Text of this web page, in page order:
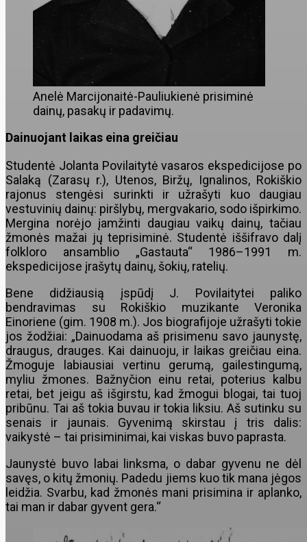
Anelė Marcijonaitė-Pauliukienė prisiminė
dainų, pasakų ir padavimų.
Dainuojant laikas eina greičiau
Studentė Jolanta Povilaitytė vasaros ekspedicijose po
Salaką (Zarasų r.), Utenos, Biržų, Ignalinos, Rokiškio
rajonus stengėsi surinkti ir užrašyti kuo daugiau
vestuvinių dainų: piršlybų, mergvakario, sodo išpirkimo.
Mergina norėjo įamžinti daugiau vaikų dainų, tačiau
žmonės mažai jų teprisiminė. Studentė iššifravo dalį
folkloro ansamblio „Gastauta“ 1986–1991 m.
ekspedicijose įrašytų dainų, šokių, ratelių.
Bene didžiausią įspūdį J. Povilaitytei paliko
bendravimas su Rokiškio muzikante Veronika
Einoriene (gim. 1908 m.). Jos biografijoje užrašyti tokie
jos žodžiai: „Dainuodama aš prisimenu savo jaunystę,
draugus, drauges. Kai dainuoju, ir laikas greičiau eina.
Žmoguje labiausiai vertinu gerumą, gailestingumą,
myliu žmones. Bažnyčion einu retai, poterius kalbu
retai, bet jeigu aš išgirstu, kad žmogui blogai, tai tuoj
pribūnu. Tai aš tokia buvau ir tokia liksiu. Aš sutinku su
senais ir jaunais. Gyvenimą skirstau į tris dalis:
vaikystė – tai prisiminimai, kai viskas buvo paprasta.
Jaunystė buvo labai linksma, o dabar gyvenu ne dėl
savęs, o kitų žmonių. Padedu jiems kuo tik mana jėgos
leidžia. Svarbu, kad žmonės mani prisimina ir aplanko,
tai man ir dabar gyvent gera.“